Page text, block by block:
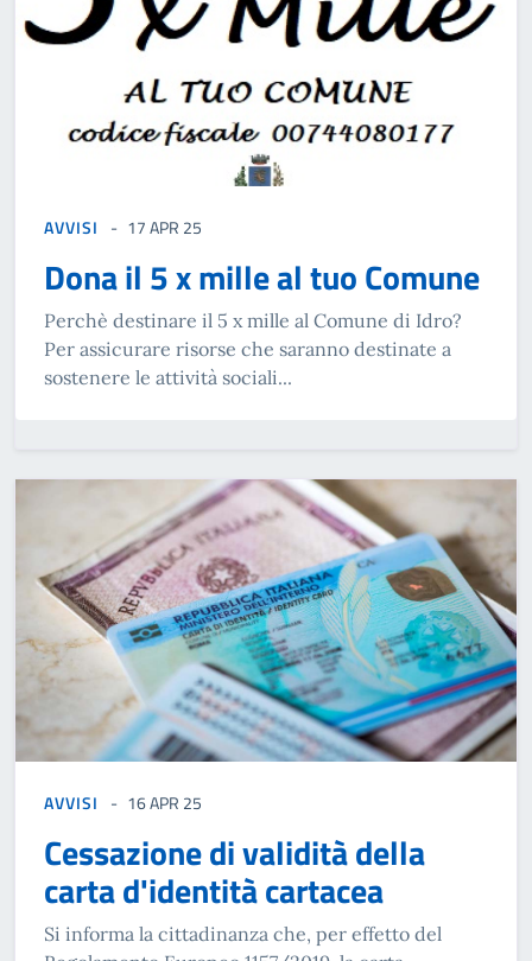
AVVISI 17 APR 25
Dona il 5 x mille al tuo Comune
Perchè destinare il 5 x mille al Comune di Idro?
Per assicurare risorse che saranno destinate a
sostenere le attività sociali...
AVVISI 16 APR 25
Cessazione di validità della
carta d'identità cartacea
Si informa la cittadinanza che, per effetto del